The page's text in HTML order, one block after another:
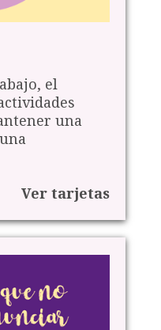
el
una
Ver tarjetas